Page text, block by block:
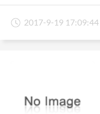
2017-9-19 17:09:44